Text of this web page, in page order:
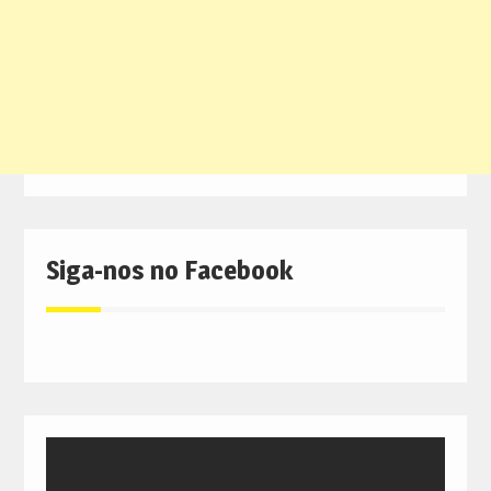
Siga-nos no Facebook